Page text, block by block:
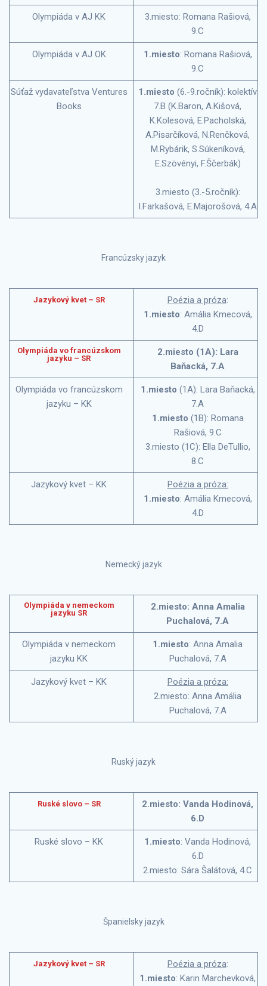
Olympiáda v AJ KK
3.miesto: Romana Rašiová,
9.C
Olympiáda v AJ OK 1.miesto: Romana Rašiová,
9.C
Súťaž vydavateľstva Ventures
Books
1.miesto (6.-9.ročník): kolektív
7.B (K.Baron, A.Kišová,
K.Kolesová, E.Pacholská,
A.Pisarčíková, N.Renčková,
M.Rybárik, S.Súkeníková,
E.Szövényi, F.Ščerbák)
3.miesto (3.-5.ročník):
I.Farkašová, E.Majorošová, 4.A
Francúzsky jazyk
Jazykový kvet – SR Poézia a próza:
1.miesto: Amália Kmecová,
4.D
Olympiáda vo francúzskom
jazyku – SR
2.miesto (1A): Lara
Baňacká, 7.A
Olympiáda vo francúzskom
jazyku – KK
1.miesto (1A): Lara Baňacká,
7.A
1.miesto (1B): Romana
Rašiová, 9.C
3.miesto (1C): Ella DeTullio,
8.C
Jazykový kvet – KK
Poézia a próza:
1.miesto: Amália Kmecová,
4.D
Nemecký jazyk
Olympiáda v nemeckom
jazyku SR
2.miesto: Anna Amalia
Puchalová, 7.A
Olympiáda v nemeckom
jazyku KK
1.miesto: Anna Amalia
Puchalová, 7.A
Jazykový kvet – KK
Poézia a próza:
2.miesto: Anna Amália
Puchalová, 7.A
Ruský jazyk
Ruské slovo – SR
2.miesto: Vanda Hodinová,
6.D
Ruské slovo – KK 1.miesto: Vanda Hodinová,
6.D
2.miesto: Sára Šalátová, 4.C
Španielsky jazyk
Jazykový kvet – SR Poézia a próza:
1.miesto: Karin Marchevková,